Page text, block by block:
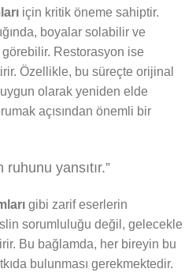
için kritik öneme sahiptir.
boyalar solabilir ve
Restorasyon ise
Özellikle, bu süreçte orijinal
olarak yeniden elde
açısından önemli bir
yansıtır.”
gibi zarif eserlerin
sorumluluğu değil, gelecekle
Bu bağlamda, her bireyin bu
bulunması gerekmektedir.